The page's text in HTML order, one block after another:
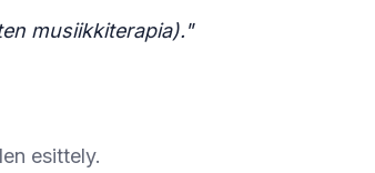
musiikkiterapia)."
esittely.